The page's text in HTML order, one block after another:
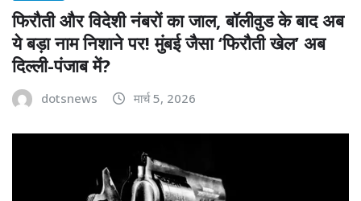
फिरौती और विदेशी नंबरों का जाल, बॉलीवुड के बाद अब
ये बड़ा नाम निशाने पर! मुंबई जैसा ‘फिरौती खेल’ अब
दिल्ली-पंजाब में?
dotsnews मार्च 5, 2026